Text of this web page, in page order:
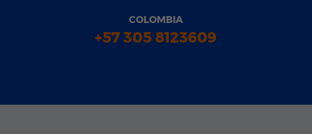
COLOMBIA
+57 305 8123609